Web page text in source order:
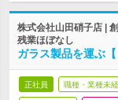
株式会社山田硝子店 |
残業ほぼなし
ガラス製品を運ぶ
正社員 職種・業種未